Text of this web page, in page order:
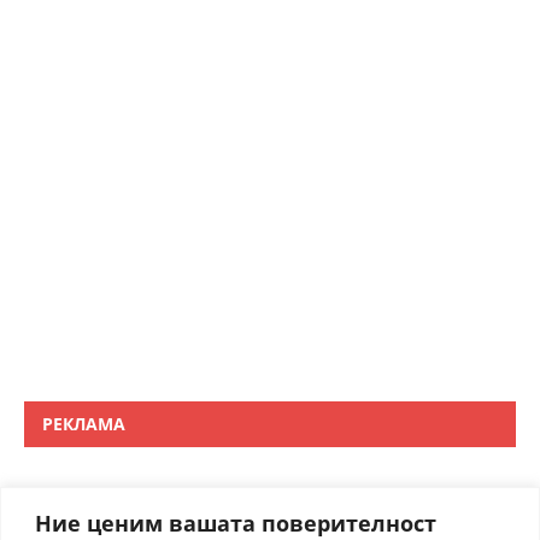
Ние ценим вашата поверителност
РЕКЛАМА